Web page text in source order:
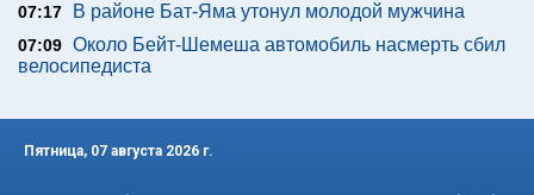
07:17 В районе Бат-Яма утонул молодой мужчина
07:09 Около Бейт-Шемеша автомобиль насмерть сбил
велосипедиста
Пятница, 07 августа 2026 г.